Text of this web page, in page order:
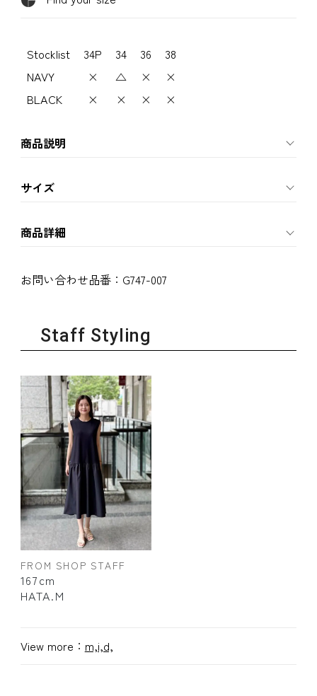
Stocklist 34P 34 36
38
NAVY
× △ ×
×
BLACK
× × × ×
商品説明
サイズ
商品詳細
お問い合わせ品番： G747-007
Staff Styling
FROM SHOP STAFF
167cm
HATA.M
View more： m,i,d,